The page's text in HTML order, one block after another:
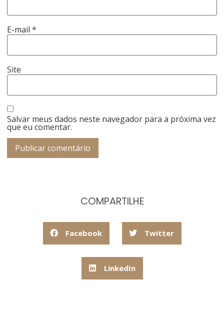
E-mail*
Site
Salvar meus dados neste navegador para a próxima vez
que eu comentar.
COMPARTILHE
Facebook Twitter
LinkedIn